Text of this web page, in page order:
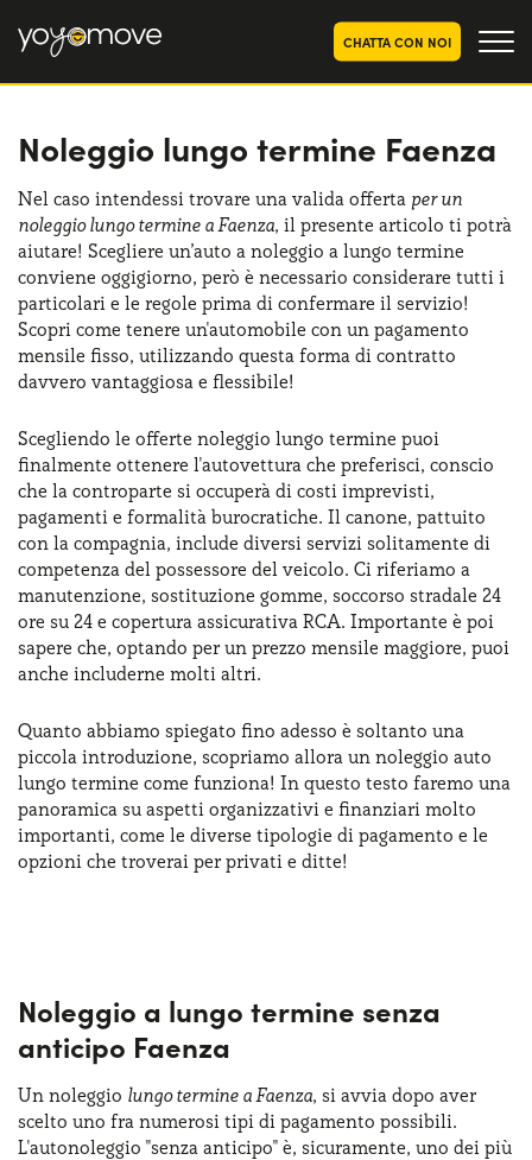
CHATTA CON NOI
OFFERTE NOLEGGIO
LUNGO TERMINE
Privati
Aziende e P.IVA
OFFERTE NOLEGGIO
AUTO USATE
CHI SIAMO
La nostra storia
Lavora con noi
COME FUNZIONA
PERCHÉ CONVIENE
SCEGLI UN PAESE
Serve assistenza? 800595799
Noleggio lungo termine Faenza
Nel caso intendessi trovare una valida offerta per un
noleggio lungo termine a Faenza, il presente articolo ti potrà
aiutare! Scegliere un’auto a noleggio a lungo termine
conviene oggigiorno, però è necessario considerare tutti i
particolari e le regole prima di confermare il servizio!
Scopri come tenere un'automobile con un pagamento
mensile fisso, utilizzando questa forma di contratto
davvero vantaggiosa e flessibile!
Scegliendo le offerte noleggio lungo termine puoi
finalmente ottenere l'autovettura che preferisci, conscio
che la controparte si occuperà di costi imprevisti,
pagamenti e formalità burocratiche. Il canone, pattuito
con la compagnia, include diversi servizi solitamente di
competenza del possessore del veicolo. Ci riferiamo a
manutenzione, sostituzione gomme, soccorso stradale 24
ore su 24 e copertura assicurativa RCA. Importante è poi
sapere che, optando per un prezzo mensile maggiore, puoi
anche includerne molti altri.
Quanto abbiamo spiegato fino adesso è soltanto una
piccola introduzione, scopriamo allora un noleggio auto
lungo termine come funziona! In questo testo faremo una
panoramica su aspetti organizzativi e finanziari molto
importanti, come le diverse tipologie di pagamento e le
opzioni che troverai per privati e ditte!
Noleggio a lungo termine senza
anticipo Faenza
Un noleggio lungo termine a Faenza, si avvia dopo aver
scelto uno fra numerosi tipi di pagamento possibili.
L'autonoleggio "senza anticipo" è, sicuramente, uno dei più